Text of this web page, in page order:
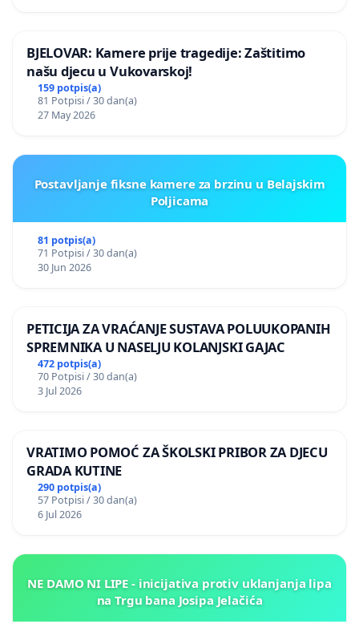
BJELOVAR: Kamere prije tragedije: Zaštitimo
našu djecu u Vukovarskoj!
159 potpis(a)
81 Potpisi / 30 dan(a)
27 May 2026
Postavljanje fiksne kamere za brzinu u Belajskim
Poljicama
81 potpis(a)
71 Potpisi / 30 dan(a)
30 Jun 2026
PETICIJA ZA VRAĆANJE SUSTAVA POLUUKOPANIH
SPREMNIKA U NASELJU KOLANJSKI GAJAC
472 potpis(a)
70 Potpisi / 30 dan(a)
3 Jul 2026
VRATIMO POMOĆ ZA ŠKOLSKI PRIBOR ZA DJECU
GRADA KUTINE
290 potpis(a)
57 Potpisi / 30 dan(a)
6 Jul 2026
NE DAMO NI LIPE - inicijativa protiv uklanjanja lipa
na Trgu bana Josipa Jelačića